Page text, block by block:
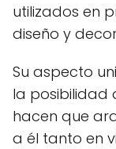
utilizados en
diseño y
Su aspecto
la posibilidad
hacen que
a él tanto en